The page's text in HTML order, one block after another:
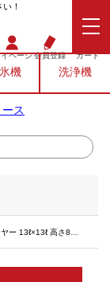
！
ページ会員登録 カート
機 洗浄機
ース
13ℓ×13ℓ 高さ800mm